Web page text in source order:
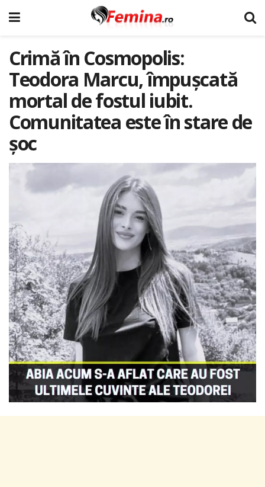
Crimă în Cosmopolis:
Teodora Marcu, împușcată
mortal de fostul iubit.
Comunitatea este în stare de
șoc